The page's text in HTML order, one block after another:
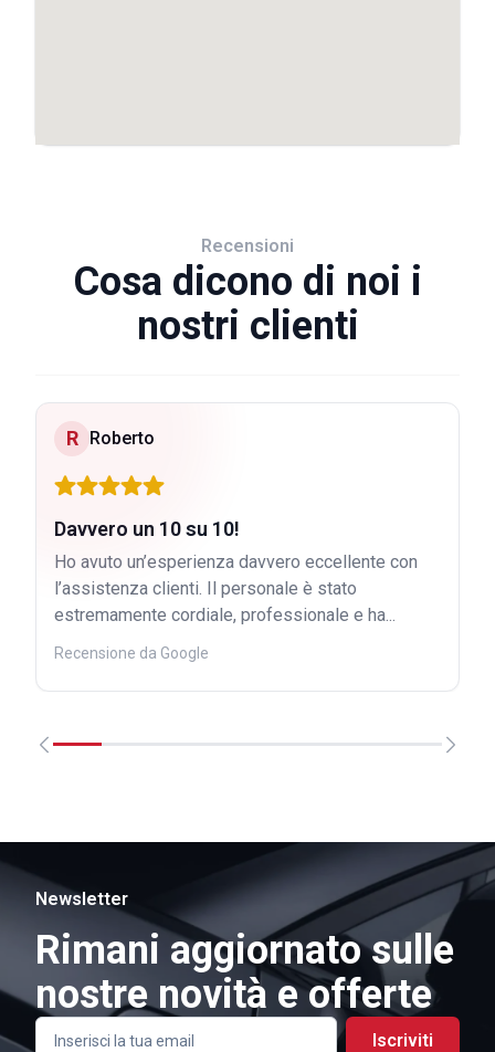
Recensioni
Cosa dicono di noi i
nostri clienti
R Roberto
Davvero un 10 su 10!
Ho avuto un’esperienza davvero eccellente con
l’assistenza clienti. Il personale è stato
estremamente cordiale, professionale e ha...
Recensione da Google
Newsletter
Rimani aggiornato sulle
nostre novità e offerte
Iscriviti